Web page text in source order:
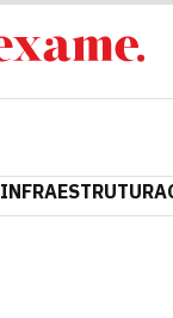
INFRAESTRUTURA